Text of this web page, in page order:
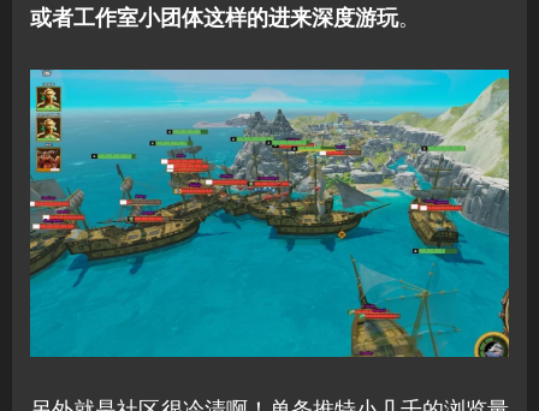
或者工作室小团体这样的进来深度游玩。